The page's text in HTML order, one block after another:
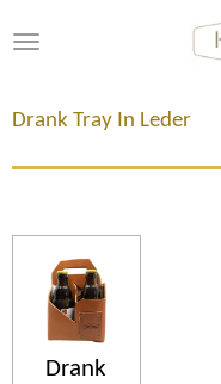
direct
de
Drank Tray In Leder
Drank